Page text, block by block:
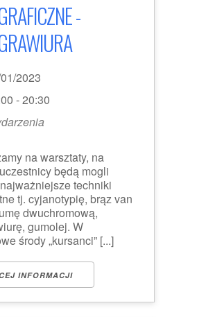
-
2023
- 20:30
na warsztaty, na
będą mogli
techniki
tj. cyjanotypię, brąz van
dwuchromową,
gumolej. W
środy „kursanci” [...]
INFORMACJI